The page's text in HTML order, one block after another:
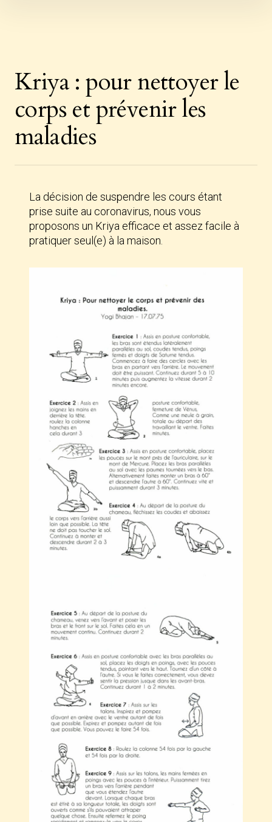
Kriya : pour nettoyer le
corps et prévenir les
maladies
La décision de suspendre les cours étant
prise suite au coronavirus, nous vous
proposons un Kriya efficace et assez facile à
pratiquer seul(e) à la maison.